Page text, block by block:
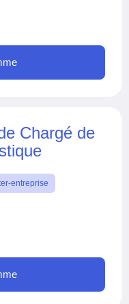
Chargé de
entreprise